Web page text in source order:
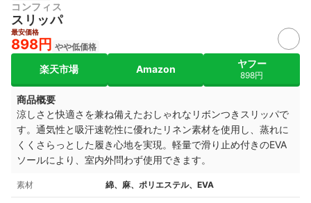
コンフィス
スリッパ
最安価格
898円 やや低価格
楽天市場 Amazon ヤフー
898円
商品概要
涼しさと快適さを兼ね備えたおしゃれなリボンつきスリッパで
す。通気性と吸汗速乾性に優れたリネン素材を使用し、蒸れに
くくさらっとした履き心地を実現。軽量で滑り止め付きのEVA
ソールにより、室内外問わず使用できます。
素材 綿、麻、ポリエステル、EVA